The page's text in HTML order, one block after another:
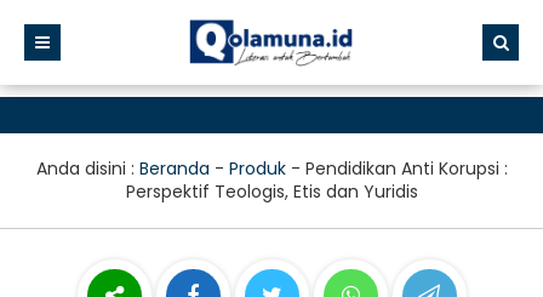
Anda disini : Beranda - Produk- Pendidikan Anti Korupsi :
Perspektif Teologis, Etis dan Yuridis